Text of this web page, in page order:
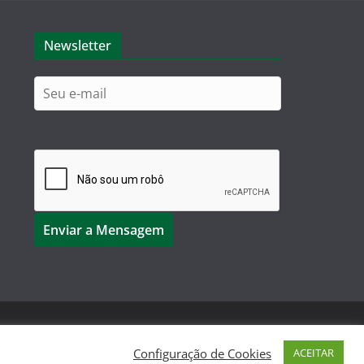
Newsletter
Configuração de Cookies ACEITAR